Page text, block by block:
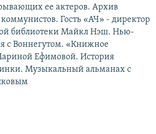
РС
ее актеров. Архив
Гость «АЧ» - директор
библиотеки Майкл Нэш. Нью-
с Воннегутом. «Книжное
Ефимовой. История
Музыкальный альманах с